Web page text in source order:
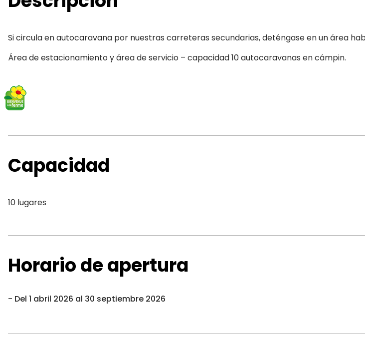
Si circula en autocaravana por nuestras carreteras secundarias, deténgase en un área
Área de estacionamiento y área de servicio – capacidad 10 autocaravanas en cámpin.
Capacidad
10 lugares
Horario de apertura
Del 1 abril 2026 al 30 septiembre 2026